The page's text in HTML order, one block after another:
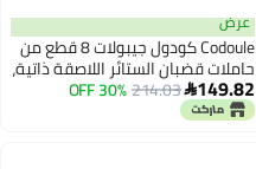
عرض
Codoule كودول جيبولات 8 قطع من
حاملات قضبان الستائر اللاصقة ذاتية،
بدون حفر، أقواس قضبان الستائر
بدون حفر، بدون مسامير، قابلة
149.82
214.03
30% OFF